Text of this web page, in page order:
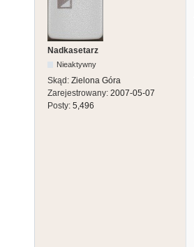
Nadkasetarz
Nieaktywny
Skąd: Zielona Góra
Zarejestrowany: 2007-05-07
Posty: 5,496